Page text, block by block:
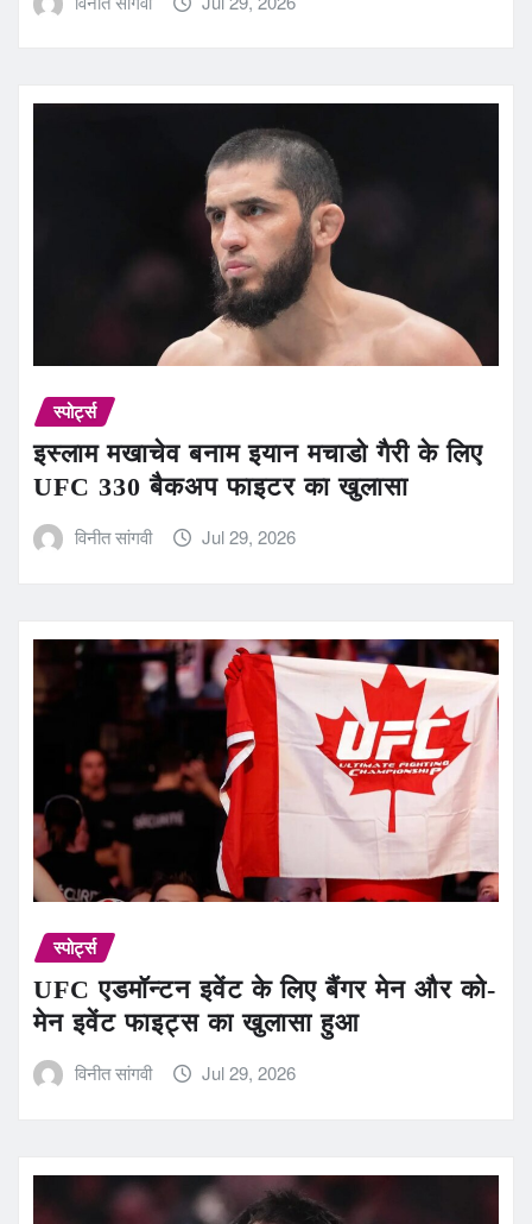
स्पोर्ट्स
इस्लाम मखाचेव बनाम इयान मचाडो गैरी के लिए
UFC 330 बैकअप फाइटर का खुलासा
विनीत सांगवी Jul 29, 2026
स्पोर्ट्स
UFC एडमॉन्टन इवेंट के लिए बैंगर मेन और को-
मेन इवेंट फाइट्स का खुलासा हुआ
विनीत सांगवी Jul 29, 2026